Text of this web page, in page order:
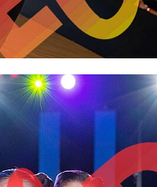
2,00 €